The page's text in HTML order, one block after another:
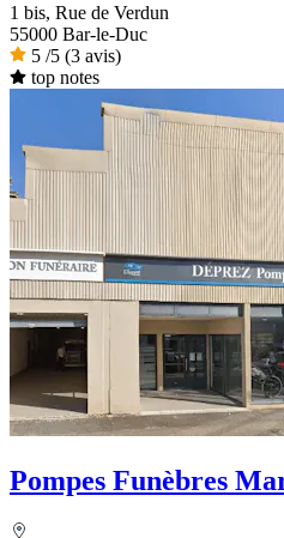
1 bis, Rue de Verdun
55000 Bar-le-Duc
5 /5 (3 avis)
top notes
Pompes Funèbres